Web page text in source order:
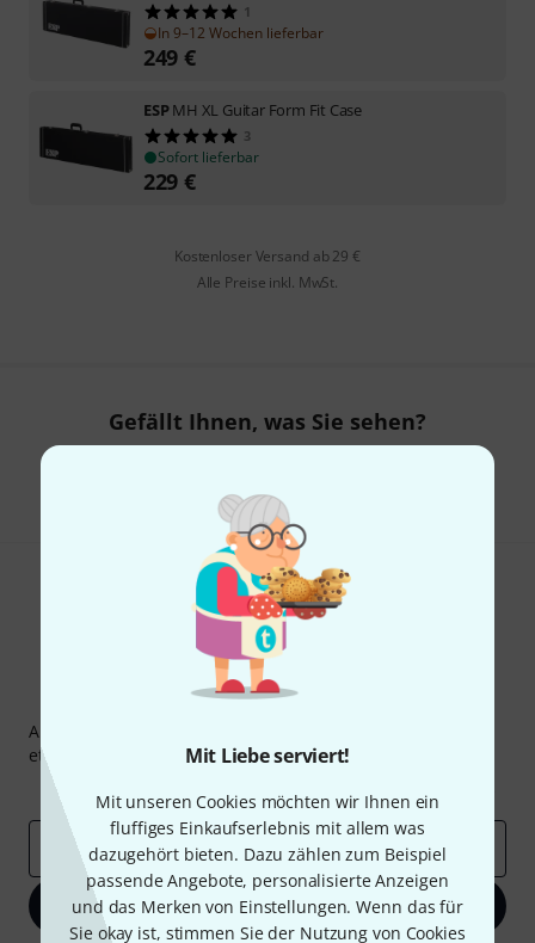
Mit Liebe serviert!
Mit unseren Cookies möchten wir Ihnen ein
fluffiges Einkaufserlebnis mit allem was
dazugehört bieten. Dazu zählen zum Beispiel
passende Angebote, personalisierte Anzeigen
und das Merken von Einstellungen. Wenn das für
Sie okay ist, stimmen Sie der Nutzung von Cookies
1
In 9–12 Wochen lieferbar
249 €
ESPMH XL Guitar Form Fit Case
3
Sofort lieferbar
229 €
Kostenloser Versand ab 29 €
Alle Preise inkl. MwSt.
Gefällt Ihnen, was Sie sehen?
Thomann Newsletter
Abonniere den Thomann Newsletter und gewinne mit
etwas Glück einen von50 Gutscheinenüber jeweils
E-Mail-Adresse*
Jetzt anmelden